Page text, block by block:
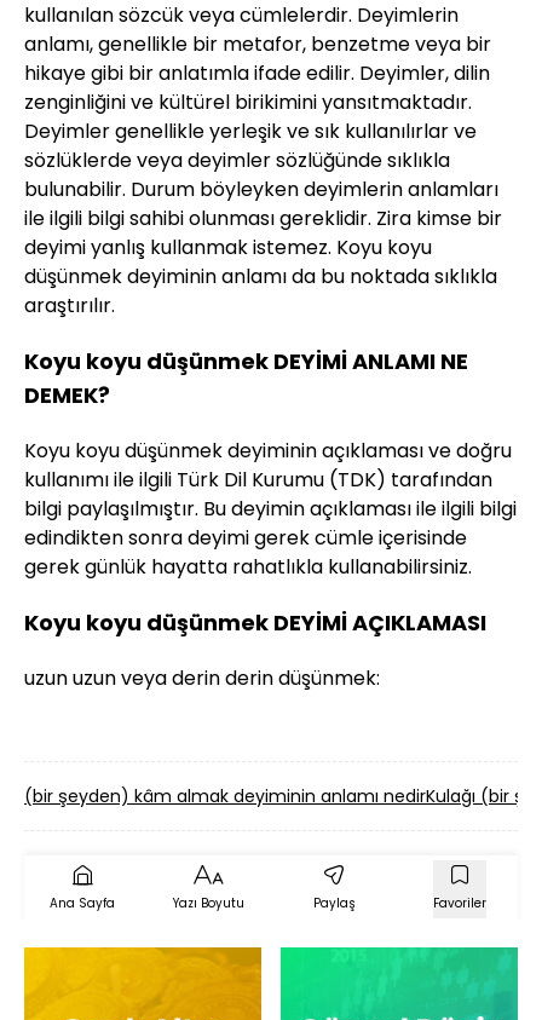
kullanılan sözcük veya cümlelerdir. Deyimlerin
anlamı, genellikle bir metafor, benzetme veya bir
hikaye gibi bir anlatımla ifade edilir. Deyimler, dilin
zenginliğini ve kültürel birikimini yansıtmaktadır.
Deyimler genellikle yerleşik ve sık kullanılırlar ve
sözlüklerde veya deyimler sözlüğünde sıklıkla
bulunabilir. Durum böyleyken deyimlerin anlamları
ile ilgili bilgi sahibi olunması gereklidir. Zira kimse bir
deyimi yanlış kullanmak istemez. Koyu koyu
düşünmek deyiminin anlamı da bu noktada sıklıkla
araştırılır.
Koyu koyu düşünmek DEYİMİ ANLAMI NE
DEMEK?
Koyu koyu düşünmek deyiminin açıklaması ve doğru
kullanımı ile ilgili Türk Dil Kurumu (TDK) tarafından
bilgi paylaşılmıştır. Bu deyimin açıklaması ile ilgili bilgi
edindikten sonra deyimi gerek cümle içerisinde
gerek günlük hayatta rahatlıkla kullanabilirsiniz.
Koyu koyu düşünmek DEYİMİ AÇIKLAMASI
uzun uzun veya derin derin düşünmek:
(bir şeyden) kâm almak deyiminin anlamı nedirKulağı (bir
Ana Sayfa Yazı Boyutu Paylaş Favoriler